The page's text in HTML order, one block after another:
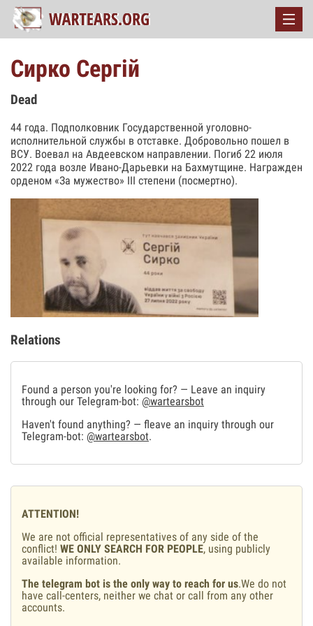
Сирко Сергій
Dead
44 года. Подполковник Государственной уголовно-
исполнительной службы в отставке. Добровольно пошел в
ВСУ. Воевал на Авдеевском направлении. Погиб 22 июля
2022 года возле Ивано-Дарьевки на Бахмутщине. Награжден
орденом «За мужество» ІІІ степени (посмертно).
Relations
Found a person you're looking for? — Leave an inquiry
through our Telegram-bot: @wartearsbot
Haven't found anything? — fleave an inquiry through our
Telegram-bot: @wartearsbot.
ATTENTION!
We are not official representatives of any side of the
conflict! WE ONLY SEARCH FOR PEOPLE, using publicly
available information.
The telegram bot is the only way to reach for us.We do not
have call-centers, neither we chat or call from any other
accounts.